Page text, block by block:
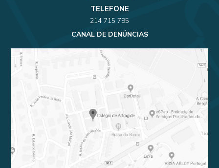
TELEFONE
214 715 795
CANAL DE DENÚNCIAS